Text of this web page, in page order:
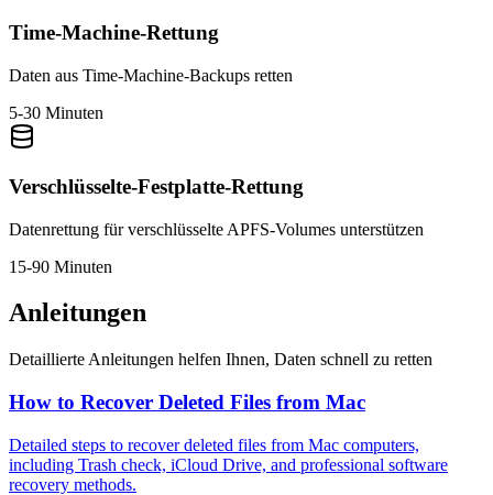
Time-Machine-Rettung
Daten aus Time-Machine-Backups retten
5-30 Minuten
Verschlüsselte-Festplatte-Rettung
Datenrettung für verschlüsselte APFS-Volumes unterstützen
15-90 Minuten
Anleitungen
Detaillierte Anleitungen helfen Ihnen, Daten schnell zu retten
How to Recover Deleted Files from Mac
Detailed steps to recover deleted files from Mac computers,
including Trash check, iCloud Drive, and professional software
recovery methods.